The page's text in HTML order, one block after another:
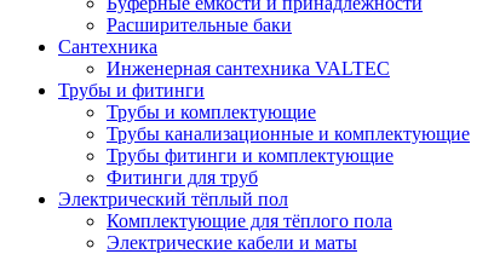
Расширительные баки
Сантехника
Инженерная сантехника VALTEC
Трубы и фитинги
Трубы и комплектующие
Трубы канализационные и комплектующие
Трубы фитинги и комплектующие
Фитинги для труб
Электрический тёплый пол
Комплектующие для тёплого пола
Электрические кабели и маты